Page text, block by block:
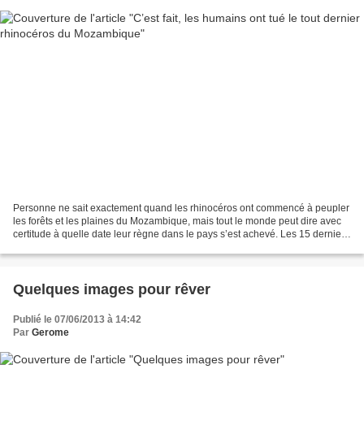
Personne ne sait exactement quand les rhinocéros ont commencé à peupler
les forêts et les plaines du Mozambique, mais tout le monde peut dire avec
certitude à quelle date leur règne dans le pays s’est achevé. Les 15 derniers
Quelques images pour rêver
Publié le 07/06/2013 à 14:42
Par Gerome